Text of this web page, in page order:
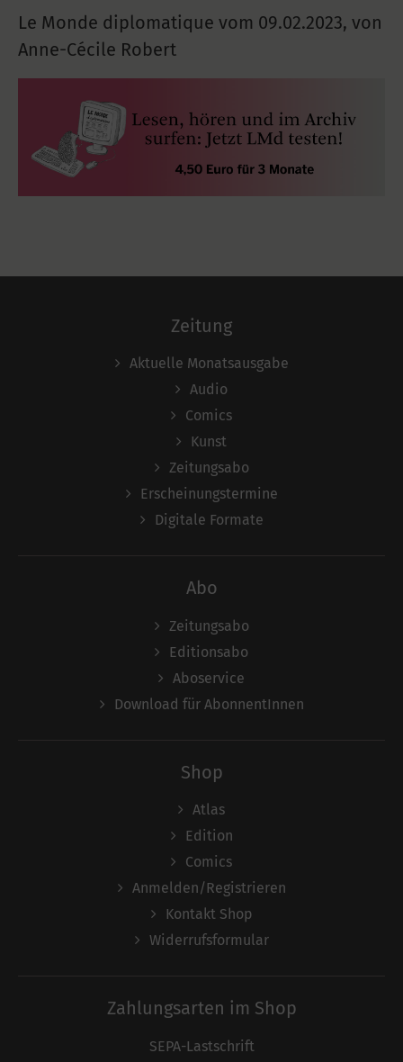
Le Monde diplomatique vom 09.02.2023, von
Anne-Cécile Robert
Zeitung
Aktuelle Monatsausgabe
Audio
Comics
Kunst
Zeitungsabo
Erscheinungstermine
Digitale Formate
Abo
Zeitungsabo
Editionsabo
Aboservice
Download für AbonnentInnen
Shop
Atlas
Edition
Comics
Anmelden/Registrieren
Kontakt Shop
Widerrufsformular
Zahlungsarten im Shop
SEPA-Lastschrift